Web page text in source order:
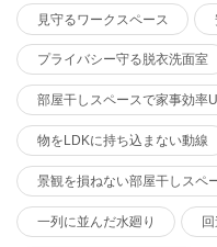
見守るワークスペース
プライバシー守る脱衣洗面室
部屋干しスペースで家事効率
物をLDKに持ち込まない動線
景観を損ねない部屋干しスペ
一列に並んだ水廻り